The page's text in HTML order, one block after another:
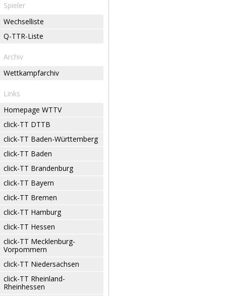
Spieler
Wechselliste
Q-TTR-Liste
Archiv
Wettkampfarchiv
Links
Homepage WTTV
click-TT DTTB
click-TT Baden-Württemberg
click-TT Baden
click-TT Brandenburg
click-TT Bayern
click-TT Bremen
click-TT Hamburg
click-TT Hessen
click-TT Mecklenburg-
Vorpommern
click-TT Niedersachsen
click-TT Rheinland-
Rheinhessen